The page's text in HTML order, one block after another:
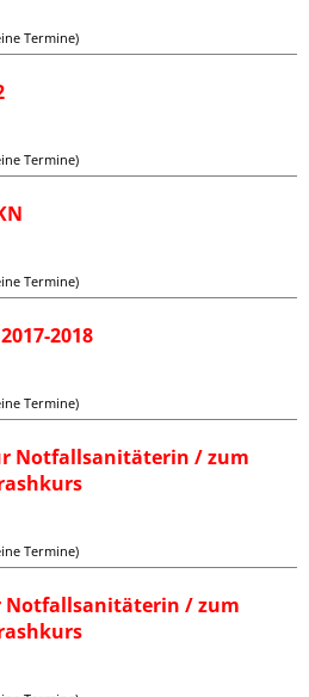
Termine)
Termine)
Termine)
2018
Termine)
Notfallsanitäterin / zum
Termine)
Notfallsanitäterin / zum